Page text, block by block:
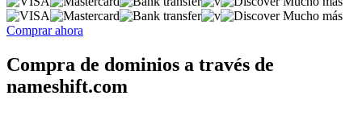
Mucho más
Comprar ahora
Compra de dominios a través de
nameshift.com